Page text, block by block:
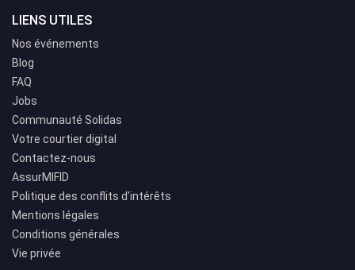
LIENS UTILES
Nos événements
Blog
FAQ
Jobs
Communauté Solidas
Votre courtier digital
Contactez-nous
AssurMIFID
Politique des conflits d’intérêts
Mentions légales
Conditions générales
Vie privée